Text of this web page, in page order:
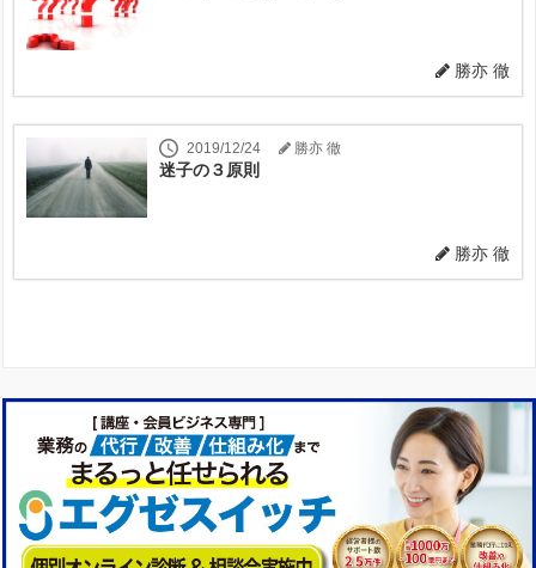
勝亦 徹
2019/12/24 勝亦 徹
迷子の３原則
勝亦 徹